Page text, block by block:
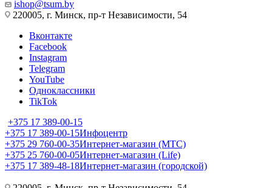
ishop@tsum.by
220005, г. Минск, пр-т Независимости, 54
Вконтакте
Facebook
Instagram
Telegram
YouTube
Одноклассники
TikTok
+375 17 389-00-15
+375 17 389-00-15Инфоцентр
+375 29 760-00-35Интернет-магазин (МТС)
+375 25 760-00-05Интернет-магазин (Life)
+375 17 389-48-18Интернет-магазин (городской)